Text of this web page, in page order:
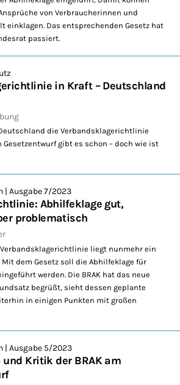
von Verbraucherinnen und
einklagen. Das entsprechenden Gesetz hat
passiert.
in Kraft – Deutschland
die Verbandsklagerichtlinie
Gesetzentwurf gibt es schon – doch wie ist
| Ausgabe 7/2023
Abhilfeklage gut,
problematisch
Verbandsklagerichtlinie liegt nunmehr ein
dem Gesetz soll die Abhilfeklage für
werden. Die BRAK hat das neue
begrüßt, sieht dessen geplante
in einigen Punkten mit großen
| Ausgabe 5/2023
Kritik der BRAK am